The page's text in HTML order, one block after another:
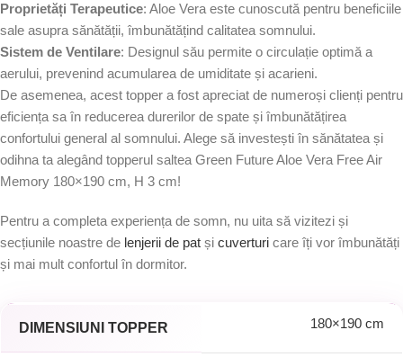
Proprietăți Terapeutice: Aloe Vera este cunoscută pentru beneficiile
sale asupra sănătății, îmbunătățind calitatea somnului.
Sistem de Ventilare: Designul său permite o circulație optimă a
aerului, prevenind acumularea de umiditate și acarieni.
De asemenea, acest topper a fost apreciat de numeroși clienți pentru
eficiența sa în reducerea durerilor de spate și îmbunătățirea
confortului general al somnului. Alege să investești în sănătatea și
odihna ta alegând topperul saltea Green Future Aloe Vera Free Air
Memory 180×190 cm, H 3 cm!
Pentru a completa experiența de somn, nu uita să vizitezi și
secțiunile noastre de lenjerii de pat și cuverturi care îți vor îmbunătăți
și mai mult confortul în dormitor.
DIMENSIUNI TOPPER 180×190 cm